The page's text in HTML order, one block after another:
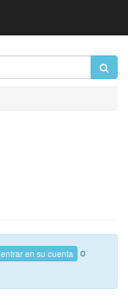
entrar en su cuenta
o